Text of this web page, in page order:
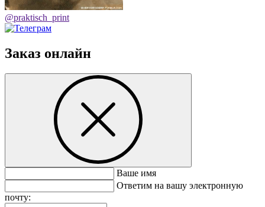
@praktisch_print
Заказ онлайн
Ваше имя
Ответим на вашу электронную
почту: